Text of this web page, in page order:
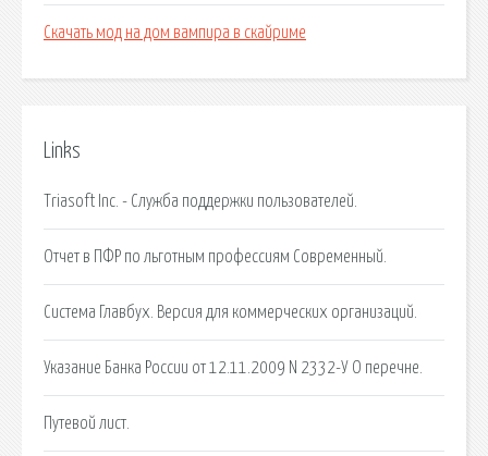
Скачать мод на дом вампира в скайриме
Links
Triasoft Inc. - Служба поддержки пользователей.
Отчет в ПФР по льготным профессиям Современный.
Система Главбух. Версия для коммерческих организаций.
Указание Банка России от 12.11.2009 N 2332-У О перечне.
Путевой лист.